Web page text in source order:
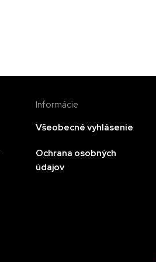
Informácie
Všeobecné vyhlásenie
Ochrana osobných
údajov